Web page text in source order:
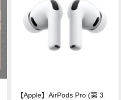
【Apple】AirPods Pro (第 3